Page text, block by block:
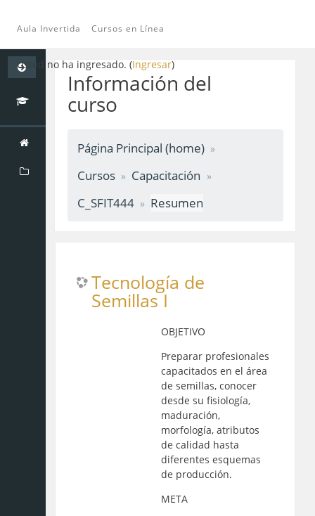
Saltar
contenido
principal
Aula Invertida Cursos en Línea
Usted no ha ingresado. (Ingresar)
Información del
curso
Página Principal (home)
Cursos
Capacitación
C_SFIT444
Resumen
Tecnología de
Semillas I
OBJETIVO
Preparar profesionales
capacitados en el área
de semillas, conocer
desde su fisiología,
maduración,
morfología, atributos
de calidad hasta
diferentes esquemas
de producción.
META